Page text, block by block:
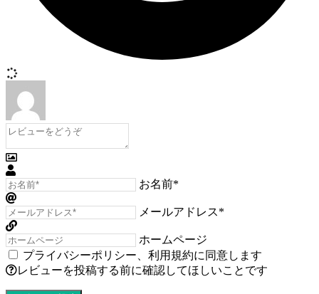
お名前*
メールアドレス*
ホームページ
プライバシーポリシー
利用規約に同意します
レビューを投稿する前に確認してほしいことです